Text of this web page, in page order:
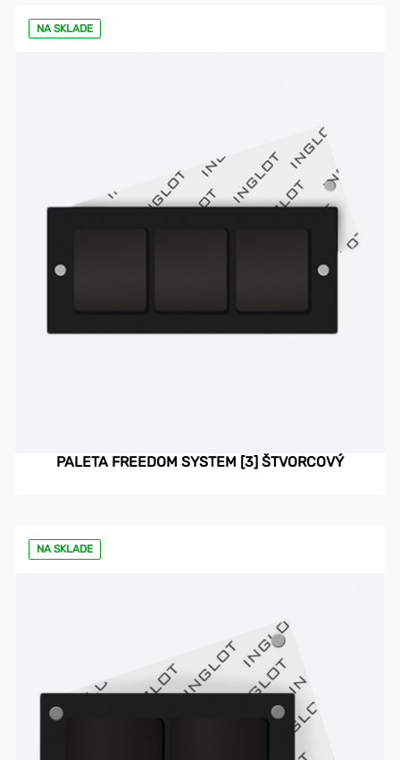
NA SKLADE
PALETA FREEDOM SYSTEM [3] ŠTVORCOVÝ
NA SKLADE